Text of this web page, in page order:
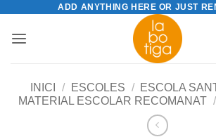
content
ADD ANYTHING HERE OR JUST
INICI / ESCOLES / ESCOLA
MATERIAL ESCOLAR RECOMANAT /